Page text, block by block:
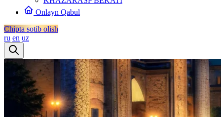
Onlayn Qabul
Chipta sotib olish
ru en uz